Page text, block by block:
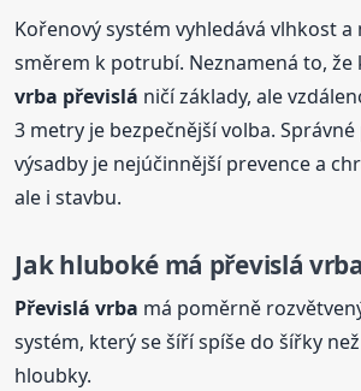
Kořenový systém vyhledává vlhkost
směrem k potrubí. Neznamená to,
vrba převislá ničí základy, ale
3 metry je bezpečnější volba.
výsadby je nejúčinnější prevence a
ale i stavbu.
Jak hluboké má převislá vrba
Převislávrba má poměrně
systém, který se šíří spíše do šířky
hloubky.